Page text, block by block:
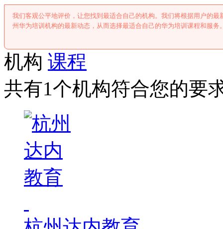
我们客观公平地评价，让您找到最适合自己的机构。我们将根据用户的
州华为培训机构的最新动态，从而选择最适合自己的华为培训课程和服务
机构 课程
共有1个机构符合您的要